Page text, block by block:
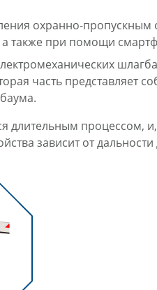
охранно-
также при помощи
часть
длительным процессом,
зависит от